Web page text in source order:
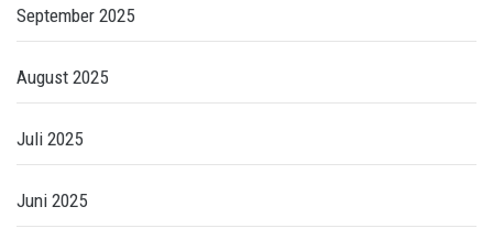
September 2025
August 2025
Juli 2025
Juni 2025